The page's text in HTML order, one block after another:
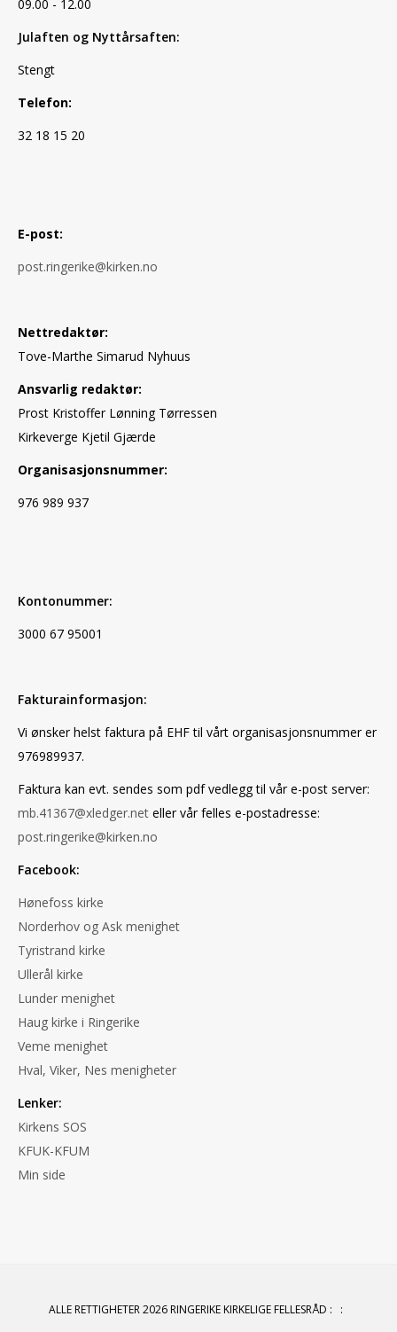
09.00 - 12.00
Julaften og Nyttårsaften:
Stengt
Telefon:
32 18 15 20
E-post:
post.ringerike@kirken.no
Nettredaktør:
Tove-Marthe Simarud Nyhuus
Ansvarlig redaktør:
Prost Kristoffer Lønning Tørressen
Kirkeverge Kjetil Gjærde
Organisasjonsnummer:
976 989 937
Kontonummer:
3000 67 95001
Fakturainformasjon:
Vi ønsker helst faktura på EHF til vårt organisasjonsnummer er
976989937.
Faktura kan evt. sendes som pdf vedlegg til vår e-post server:
mb.41367@xledger.net eller vår felles e-postadresse:
post.ringerike@kirken.no
Facebook:
Hønefoss kirke
Norderhov og Ask menighet
Tyristrand kirke
Ullerål kirke
Lunder menighet
Haug kirke i Ringerike
Veme menighet
Hval, Viker, Nes menigheter
Lenker:
Kirkens SOS
KFUK-KFUM
Min side
ALLE RETTIGHETER 2026 RINGERIKE KIRKELIGE FELLESRÅD : :